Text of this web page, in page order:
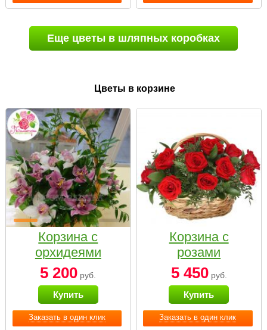
Еще цветы в шляпных коробках
Цветы в корзине
Заказать в один клик
Корзина с
орхидеями
малая
5 200 руб.
Купить
Заказать в один клик
Корзина с
розами
«Красный
Париж»
5 450руб.
Купить